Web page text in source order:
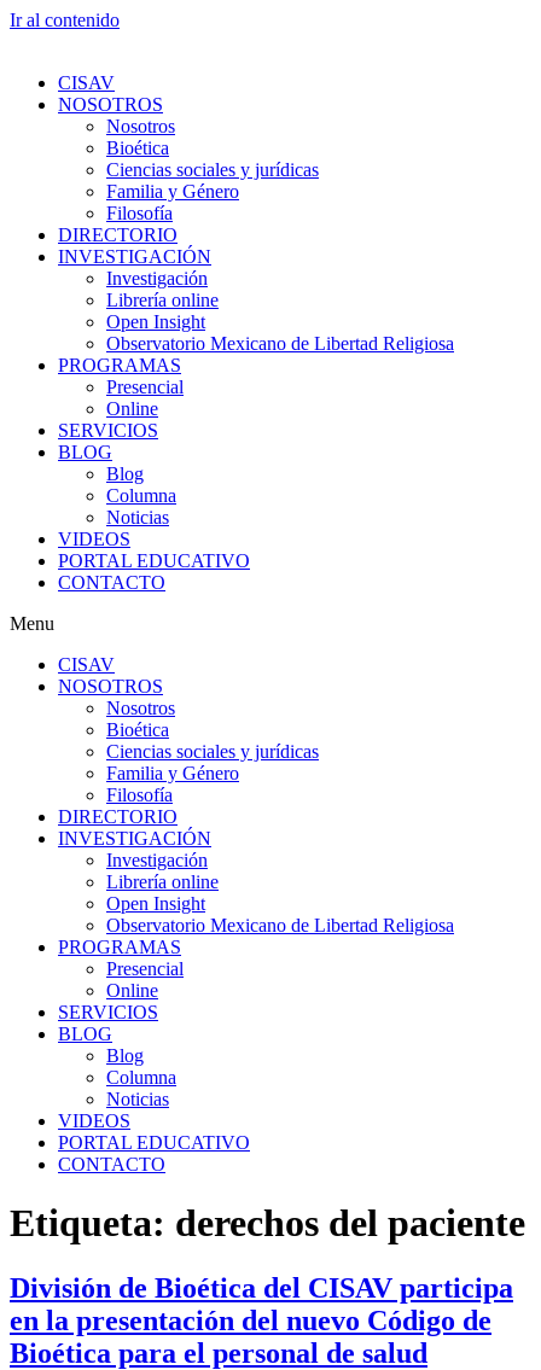
Ir al contenido
CISAV
NOSOTROS
Nosotros
Bioética
Ciencias sociales y jurídicas
Familia y Género
Filosofía
DIRECTORIO
INVESTIGACIÓN
Investigación
Librería online
Open Insight
Observatorio Mexicano de Libertad Religiosa
PROGRAMAS
Presencial
Online
SERVICIOS
BLOG
Blog
Columna
Noticias
VIDEOS
PORTAL EDUCATIVO
CONTACTO
Menu
CISAV
NOSOTROS
Nosotros
Bioética
Ciencias sociales y jurídicas
Familia y Género
Filosofía
DIRECTORIO
INVESTIGACIÓN
Investigación
Librería online
Open Insight
Observatorio Mexicano de Libertad Religiosa
PROGRAMAS
Presencial
Online
SERVICIOS
BLOG
Blog
Columna
Noticias
VIDEOS
PORTAL EDUCATIVO
CONTACTO
Etiqueta: derechos del paciente
División de Bioética del CISAV participa
en la presentación del nuevo Código de
Bioética para el personal de salud